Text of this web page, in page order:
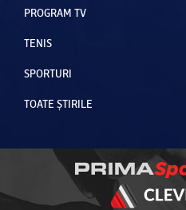
PROGRAM TV
TENIS
SPORTURI
TOATE ȘTIRILE